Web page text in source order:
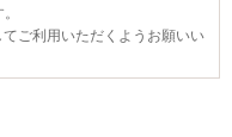
ご利用いただくようお願いい